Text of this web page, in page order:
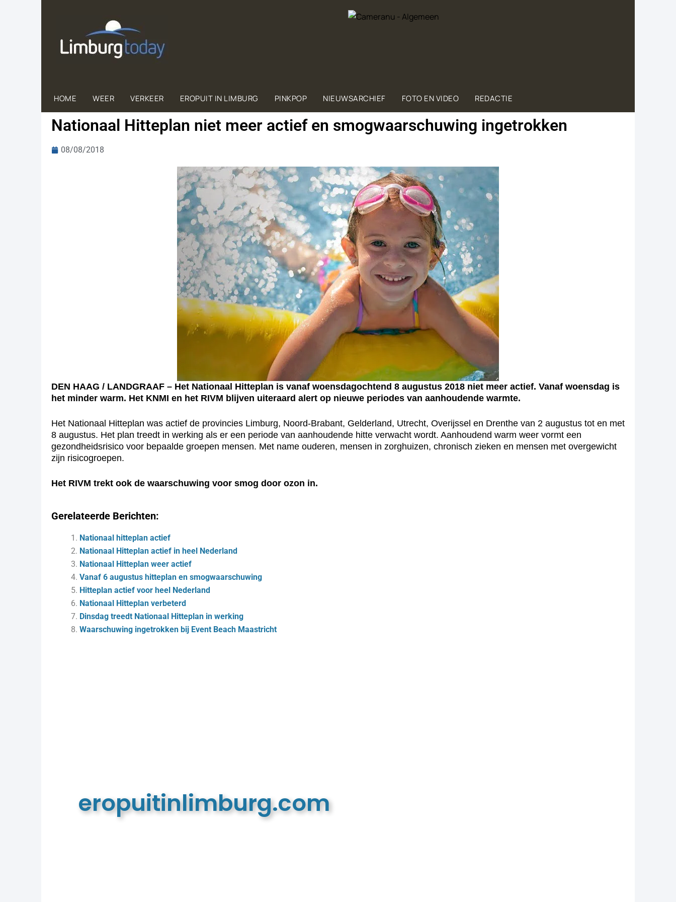
HOME WEER VERKEER EROPUIT IN LIMBURG PINKPOP NIEUWSARCHIEF FOTO EN VIDEO REDACTIE
Nationaal Hitteplan niet meer actief en smogwaarschuwing ingetrokken
08/08/2018
DEN HAAG / LANDGRAAF – Het Nationaal Hitteplan is vanaf woensdagochtend 8 augustus 2018 niet meer actief. Vanaf woensdag is
het minder warm. Het KNMI en het RIVM blijven uiteraard alert op nieuwe periodes van aanhoudende warmte.
Het Nationaal Hitteplan was actief de provincies Limburg, Noord-Brabant, Gelderland, Utrecht, Overijssel en Drenthe van 2 augustus tot en met
8 augustus. Het plan treedt in werking als er een periode van aanhoudende hitte verwacht wordt. Aanhoudend warm weer vormt een
gezondheidsrisico voor bepaalde groepen mensen. Met name ouderen, mensen in zorghuizen, chronisch zieken en mensen met overgewicht
zijn risicogroepen.
Het RIVM trekt ook de waarschuwing voor smog door ozon in.
Gerelateerde Berichten:
Nationaal hitteplan actief
Nationaal Hitteplan actief in heel Nederland
Nationaal Hitteplan weer actief
Vanaf 6 augustus hitteplan en smogwaarschuwing
Hitteplan actief voor heel Nederland
Nationaal Hitteplan verbeterd
Dinsdag treedt Nationaal Hitteplan in werking
Waarschuwing ingetrokken bij Event Beach Maastricht
eropuitinlimburg.com